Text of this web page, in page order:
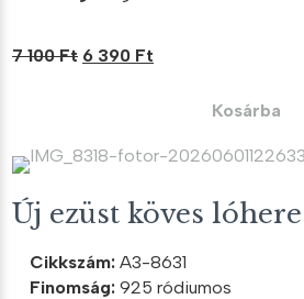
7 100Ft Original
100 Ft.
6 390 Ft
390 Ft.
Kosárba
Új ezüst köves
Cikkszám: A3-8631
Finomság: 925 ródiumos